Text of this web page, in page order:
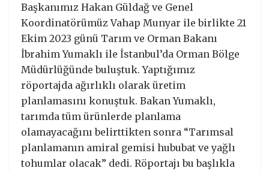
Başkanımız Hakan Güldağ ve Genel
Koordinatörümüz Vahap Munyar ile birlikte 21
Ekim 2023 günü Tarım ve Orman Bakanı
İbrahim Yumaklı ile İstanbul’da Orman Bölge
Müdürlüğünde buluştuk. Yaptığımız
röportajda ağırlıklı olarak üretim
planlamasını konuştuk. Bakan Yumaklı,
tarımda tüm ürünlerde planlama
olamayacağını belirttikten sonra “Tarımsal
planlamanın amiral gemisi hububat ve yağlı
tohumlar olacak” dedi. Röportajı bu başlıkla